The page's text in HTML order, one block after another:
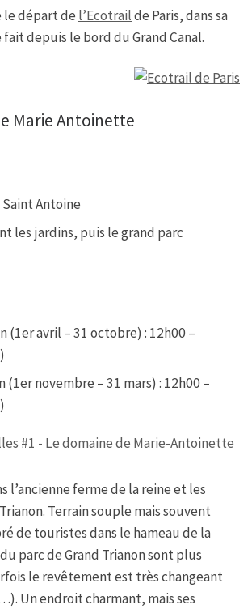
le départ del’Ecotrailde Paris, dans sa
fait depuis le bord du Grand Canal.
Marie Antoinette
Saint Antoine
les jardins, puis le grand parc
(1er avril – 31 octobre) : 12h00 –
(1er novembre – 31 mars) : 12h00 –
l’ancienne ferme de la reine et les
Terrain souple mais souvent
de touristes dans le hameau de la
parc de Grand Trianon sont plus
le revêtement est très changeant
Un endroit charmant, mais ses